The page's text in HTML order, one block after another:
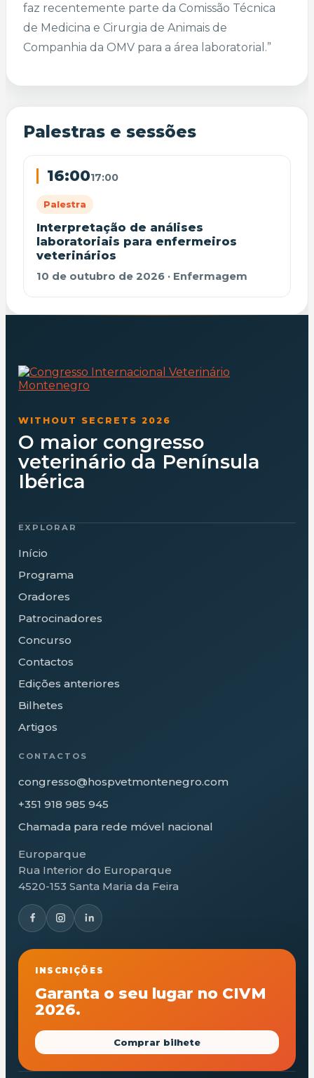
faz recentemente parte da Comissão Técnica
de Medicina e Cirurgia de Animais de
Companhia da OMV para a área laboratorial.”
Palestras e sessões
16:0017:00
Palestra
Interpretação de análises
laboratoriais para enfermeiros
veterinários
10 de outubro de 2026 · Enfermagem
WITHOUT SECRETS 2026
O maior congresso
veterinário da Península
Ibérica
EXPLORAR
Início
Programa
Oradores
Patrocinadores
Concurso
Contactos
Edições anteriores
Bilhetes
Artigos
CONTACTOS
congresso@hospvetmontenegro.com
+351 918 985 945
Chamada para rede móvel nacional
Europarque
Rua Interior do Europarque
4520-153 Santa Maria da Feira
INSCRIÇÕES
Garanta o seu lugar no CIVM
2026.
Comprar bilhete